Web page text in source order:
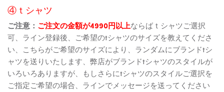
④ｔシャツ
ご注意： ご注文の金額が4990円以上ならばｔシャツご選択
可、ライン登録後、ご希望のtシャツのサイズを教えてくださ
い、こちらがご希望のサイズにより、ランダムにブランドtシ
ャツを送りいたします、弊店がブランドtシャツのスタイルが
いろいろありますが、もしさらにtシャツのスタイルご選択を
ご指定ご希望の場合、ラインでメッセージを送ってください